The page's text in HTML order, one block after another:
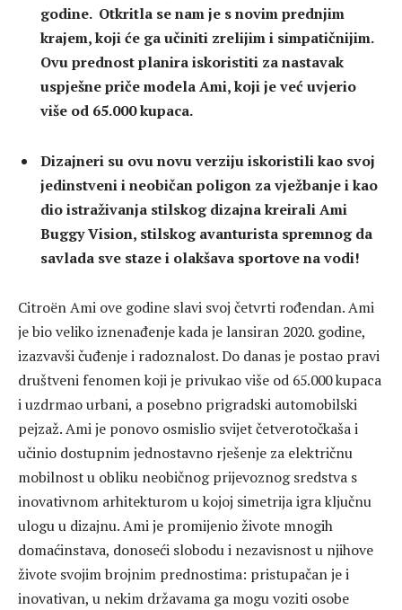
godine. Otkritla se nam je s novim prednjim
krajem, koji će ga učiniti zrelijim i simpatičnijim.
Ovu prednost planira iskoristiti za nastavak
uspješne priče modela Ami, koji je već uvjerio
više od 65.000 kupaca.
Dizajneri su ovu novu verziju iskoristili kao svoj
jedinstveni i neobičan poligon za vježbanje i kao
dio istraživanja stilskog dizajna kreirali Ami
Buggy Vision, stilskog avanturista spremnog da
savlada sve staze i olakšava sportove na vodi!
Citroën Ami ove godine slavi svoj četvrti rođendan. Ami
je bio veliko iznenađenje kada je lansiran 2020. godine,
izazvavši čuđenje i radoznalost. Do danas je postao pravi
društveni fenomen koji je privukao više od 65.000 kupaca
i uzdrmao urbani, a posebno prigradski automobilski
pejzaž. Ami je ponovo osmislio svijet četverotočkaša i
učinio dostupnim jednostavno rješenje za električnu
mobilnost u obliku neobičnog prijevoznog sredstva s
inovativnom arhitekturom u kojoj simetrija igra ključnu
ulogu u dizajnu. Ami je promijenio živote mnogih
domaćinstava, donoseći slobodu i nezavisnost u njihove
živote svojim brojnim prednostima: pristupačan je i
inovativan, u nekim državama ga mogu voziti osobe